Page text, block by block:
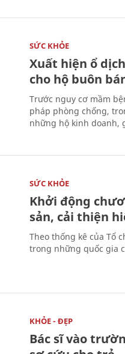
SỨC KHỎE
Xuất hiện ổ
cho hộ buôn
Trước nguy cơ mầm
pháp phòng chống,
những hộ kinh doanh,
SỨC KHỎE
Khởi động
sản, cải thiện
Theo thống kê của Tổ
trong những quốc gia
KHỎE - ĐẸP
Bác sĩ vào